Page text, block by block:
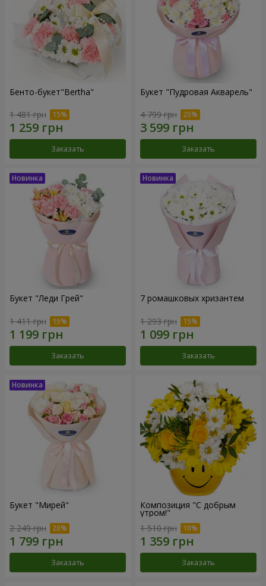
Бенто-букет"Bertha"
1 481 грн
Заказать
Букет "Пудровая Акварель"
4 799 грн
Заказать
Букет "Леди Грей"
1 411 грн
Заказать
7 ромашковых хризантем
1 293 грн
Заказать
Букет "Мирей"
2 249 грн
Заказать
Композиция "С добрым
утром!"
1 510 грн
Заказать